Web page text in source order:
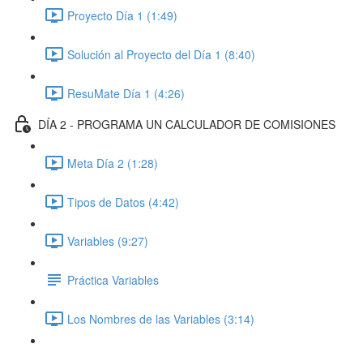
Proyecto Día 1 (1:49)
Solución al Proyecto del Día 1 (8:40)
ResuMate Día 1 (4:26)
DÍA 2 - PROGRAMA UN CALCULADOR DE COMISIONES
Meta Día 2 (1:28)
Tipos de Datos (4:42)
Variables (9:27)
Práctica Variables
Los Nombres de las Variables (3:14)